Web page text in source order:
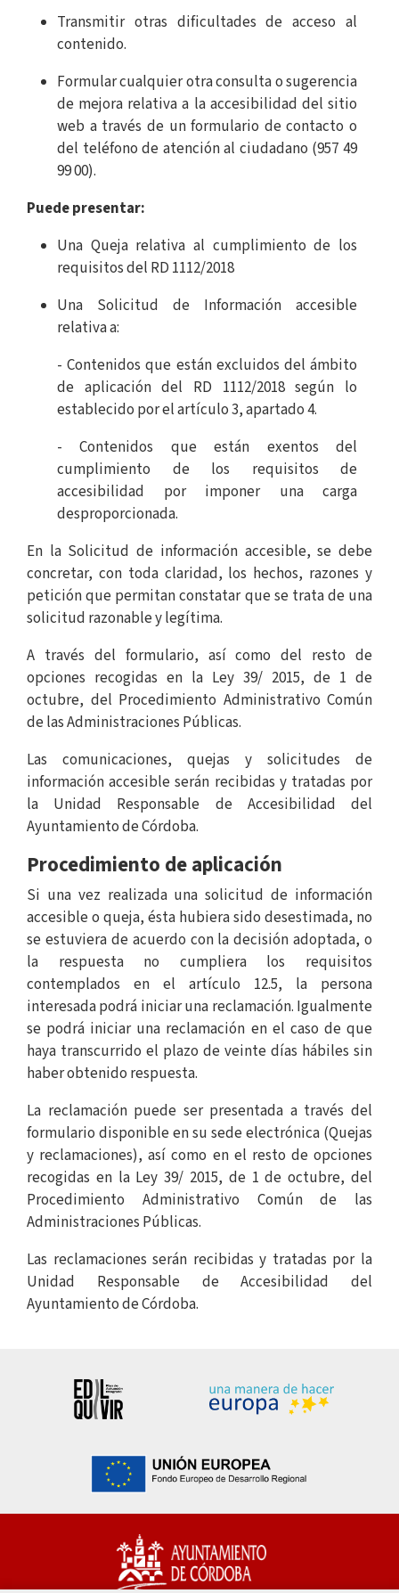
Transmitir otras dificultades de acceso al
contenido.
Formular cualquier otra consulta o sugerencia
de mejora relativa a la accesibilidad del sitio
web a través de un formulario de contacto o
del teléfono de atención al ciudadano (957 49
99 00).
Puede presentar:
Una Queja relativa al cumplimiento de los
requisitos del RD 1112/2018
Una Solicitud de Información accesible
relativa a:
- Contenidos que están excluidos del ámbito
de aplicación del RD 1112/2018 según lo
establecido por el artículo 3, apartado 4.
- Contenidos que están exentos del
cumplimiento de los requisitos de
accesibilidad por imponer una carga
desproporcionada.
En la Solicitud de información accesible, se debe
concretar, con toda claridad, los hechos, razones y
petición que permitan constatar que se trata de una
solicitud razonable y legítima.
A través del formulario, así como del resto de
opciones recogidas en la Ley 39/ 2015, de 1 de
octubre, del Procedimiento Administrativo Común
de las Administraciones Públicas.
Las comunicaciones, quejas y solicitudes de
información accesible serán recibidas y tratadas por
la Unidad Responsable de Accesibilidad del
Ayuntamiento de Córdoba.
Procedimiento de aplicación
Si una vez realizada una solicitud de información
accesible o queja, ésta hubiera sido desestimada, no
se estuviera de acuerdo con la decisión adoptada, o
la respuesta no cumpliera los requisitos
contemplados en el artículo 12.5, la persona
interesada podrá iniciar una reclamación. Igualmente
se podrá iniciar una reclamación en el caso de que
haya transcurrido el plazo de veinte días hábiles sin
haber obtenido respuesta.
La reclamación puede ser presentada a través del
formulario disponible en su sede electrónica (Quejas
y reclamaciones), así como en el resto de opciones
recogidas en la Ley 39/ 2015, de 1 de octubre, del
Procedimiento Administrativo Común de las
Administraciones Públicas.
Las reclamaciones serán recibidas y tratadas por la
Unidad Responsable de Accesibilidad del
Ayuntamiento de Córdoba.